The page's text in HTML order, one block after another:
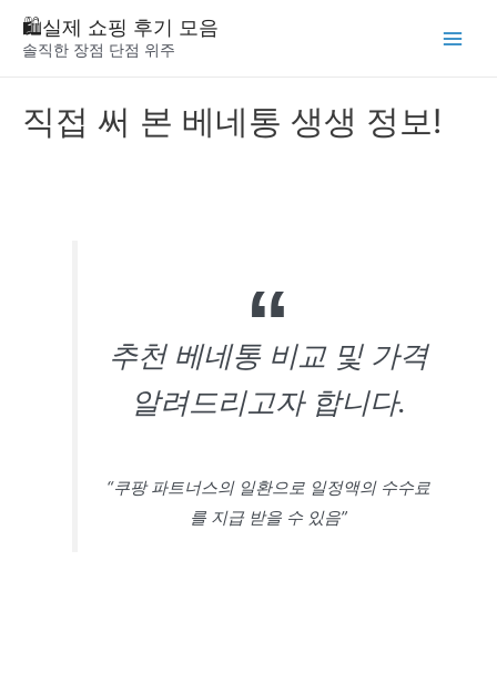
🛍️실제 쇼핑 후기 모음
솔직한 장점 단점 위주
직접 써 본 베네통 생생 정보!
추천 베네통 비교 및 가격
알려드리고자 합니다.
“쿠팡 파트너스의 일환으로 일정액의 수수료
를 지급 받을 수 있음”